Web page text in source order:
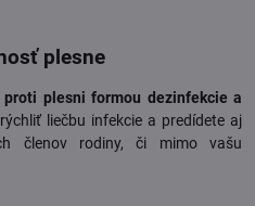
plesne
proti plesni formou dezinfekcie a
liečbu infekcie a predídete aj
členov rodiny, či mimo vašu